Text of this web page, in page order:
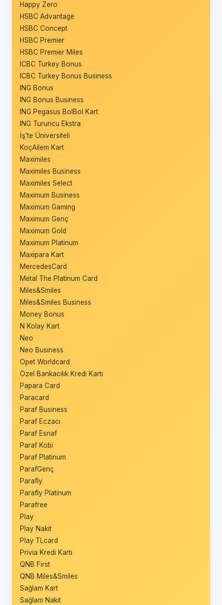
Happy Zero
HSBC Advantage
HSBC Concept
HSBC Premier
HSBC Premier Miles
ICBC Turkey Bonus
ICBC Turkey Bonus Business
ING Bonus
ING Bonus Business
ING Pegasus BolBol Kart
ING Turuncu Ekstra
İş’te Üniversiteli
KoçAilem Kart
Maximiles
Maximiles Business
Maximiles Select
Maximum Business
Maximum Gaming
Maximum Genç
Maximum Gold
Maximum Platinum
Maxipara Kart
MercedesCard
Metal The Platinum Card
Miles&Smiles
Miles&Smiles Business
Money Bonus
N Kolay Kart
Neo
Neo Business
Opet Worldcard
Özel Bankacılık Kredi Kartı
Papara Card
Paracard
Paraf Business
Paraf Eczacı
Paraf Esnaf
Paraf Kobi
Paraf Platinum
ParafGenç
Parafly
Parafly Platinum
Parafree
Play
Play Nakit
Play TLcard
Privia Kredi Kartı
QNB First
QNB Miles&Smiles
Sağlam Kart
Sağlam Nakit